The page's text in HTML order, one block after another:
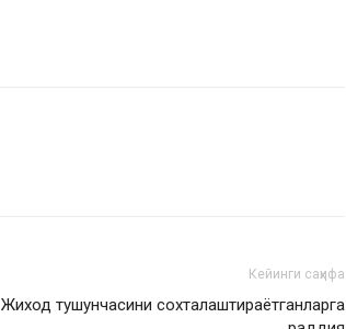
Кейинги саҳифа
Жиход тушунчасини сохталаштираётганларга